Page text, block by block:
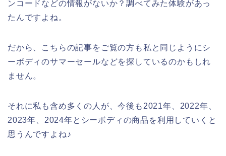
ンコードなどの情報がないか？調べてみた体験があっ
たんですよね。
だから、こちらの記事をご覧の方も私と同じようにシ
ーボディのサマーセールなどを探しているのかもしれ
ません。
それに私も含め多くの人が、今後も2021年、2022年、
2023年、2024年とシーボディの商品を利用していくと
思うんですよね♪